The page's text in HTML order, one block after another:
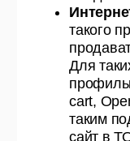
такого
Для
cart,
таким
сайт в